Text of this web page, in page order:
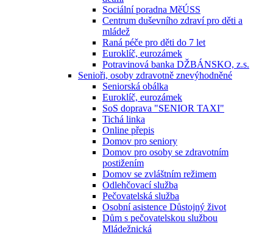
Sociální poradna MěÚSS
Centrum duševního zdraví pro děti a
mládež
Raná péče pro děti do 7 let
Euroklíč, eurozámek
Potravinová banka DŽBÁNSKO, z.s.
Senioři, osoby zdravotně znevýhodněné
Seniorská obálka
Euroklíč, eurozámek
SoS doprava "SENIOR TAXI"
Tichá linka
Online přepis
Domov pro seniory
Domov pro osoby se zdravotním
postižením
Domov se zvláštním režimem
Odlehčovací služba
Pečovatelská služba
Osobní asistence Důstojný život
Dům s pečovatelskou službou
Mládežnická